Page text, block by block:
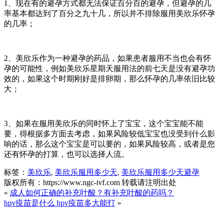
1、现在有的避孕方式都无法保证百分百的避孕，但避孕的几
率基本都达到了百分之九十几，所以并不排除服用美欣乐怀孕
的几率；
2、美欣乐作为一种避孕的药品，如果患者服用不当也会有怀
孕的可能性，例如美欣乐星期天服用法的前七天是没有避孕功
效的，如果这个时期刚好是排卵期，那么怀孕的几率依旧比较
大；
3、如果在服用美欣乐的同时怀上了宝宝，这个宝宝能不能
要，得根据多方面去考虑，如果风险较低宝宝也没受到什么影
响的话，那么这个宝宝是可以要的，如果风险较高，或者是您
还有怀孕的打算，也可以选择人流。
标签： 美欣乐, 美欣乐服用多少天, 美欣乐服用多少天避孕
版权所有：https://www.ngc-ivf.com 转载请注明出处
« 成人如何正确的补充叶酸？有补充叶酸的药吗？
hpv疫苗是什么 hpv疫苗多大能打 »